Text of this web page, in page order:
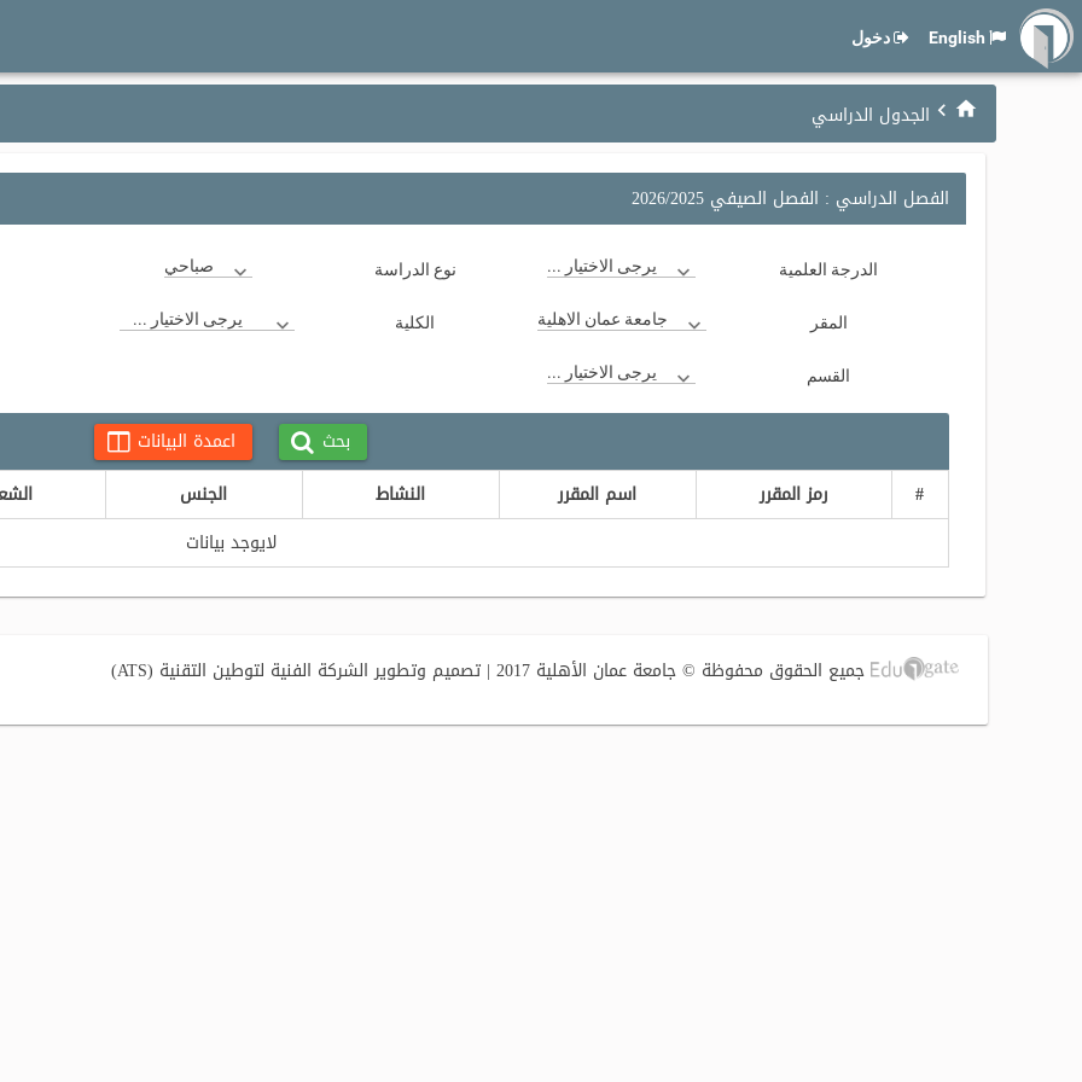
دخول
الجدول الدراسي
الفصل الدراسي : الفصل الصيفي 2026/2025
الدرجة العلمية يرجى الاختيار ... نوع الدراسة صباحي
المقر جامعة عمان الاهلية الكلية يرجى الاختيار ...
القسم يرجى الاختيار ...
بحث
اعمدة البيانات
#
رمز المقرر اسم المقرر النشاط الجنس
لايوجد بيانات
جميع الحقوق محفوظة © جامعة عمان الأهلية 2017 | تصميم وتطوير الشركة الفنية لتوطين التقنية (ATS)